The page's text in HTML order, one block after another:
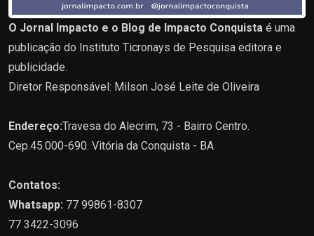
O Jornal Impacto e o Blog de Impacto Conquista é uma
publicação do Instituto Ticronays de Pesquisa editora e
publicidade.
Diretor Responsável: Milson José Leite de Oliveira
Endereço:Travesa do Alecrim, 73 - Bairro Centro.
Cep.45.000-690. Vitória da Conquista - BA
Contatos:
Whatsapp: 77 99861-8307
77 3422-3096